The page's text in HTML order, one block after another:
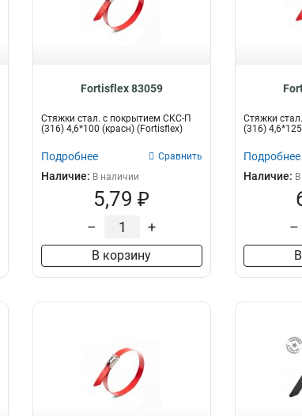
Fortisflex 83059
Стяжки стал. с покрытием СКС-П
(316) 4,6*100 (красн) (Fortisflex)
Подробнее Сравнить
Наличие: В наличии
5,79 ₽
– +
В корзину
Стяжки
(316)
Подробнее
Наличие:
–